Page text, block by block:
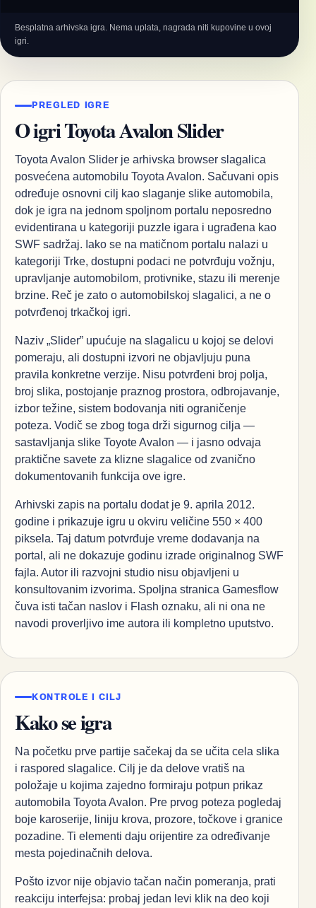
Besplatna arhivska igra. Nema uplata, nagrada niti kupovine u ovoj
igri.
PREGLED IGRE
O igri Toyota Avalon Slider
Toyota Avalon Slider je arhivska browser slagalica
posvećena automobilu Toyota Avalon. Sačuvani opis
određuje osnovni cilj kao slaganje slike automobila,
dok je igra na jednom spoljnom portalu neposredno
evidentirana u kategoriji puzzle igara i ugrađena kao
SWF sadržaj. Iako se na matičnom portalu nalazi u
kategoriji Trke, dostupni podaci ne potvrđuju vožnju,
upravljanje automobilom, protivnike, stazu ili merenje
brzine. Reč je zato o automobilskoj slagalici, a ne o
potvrđenoj trkačkoj igri.
Naziv „Slider” upućuje na slagalicu u kojoj se delovi
pomeraju, ali dostupni izvori ne objavljuju puna
pravila konkretne verzije. Nisu potvrđeni broj polja,
broj slika, postojanje praznog prostora, odbrojavanje,
izbor težine, sistem bodovanja niti ograničenje
poteza. Vodič se zbog toga drži sigurnog cilja —
sastavljanja slike Toyote Avalon — i jasno odvaja
praktične savete za klizne slagalice od zvanično
dokumentovanih funkcija ove igre.
Arhivski zapis na portalu dodat je 9. aprila 2012.
godine i prikazuje igru u okviru veličine 550 × 400
piksela. Taj datum potvrđuje vreme dodavanja na
portal, ali ne dokazuje godinu izrade originalnog SWF
fajla. Autor ili razvojni studio nisu objavljeni u
konsultovanim izvorima. Spoljna stranica Gamesflow
čuva isti tačan naslov i Flash oznaku, ali ni ona ne
navodi proverljivo ime autora ili kompletno uputstvo.
KONTROLE I CILJ
Kako se igra
Na početku prve partije sačekaj da se učita cela slika
i raspored slagalice. Cilj je da delove vratiš na
položaje u kojima zajedno formiraju potpun prikaz
automobila Toyota Avalon. Pre prvog poteza pogledaj
boje karoserije, liniju krova, prozore, točkove i granice
pozadine. Ti elementi daju orijentire za određivanje
mesta pojedinačnih delova.
Pošto izvor nije objavio tačan način pomeranja, prati
reakciju interfejsa: probaj jedan levi klik na deo koji